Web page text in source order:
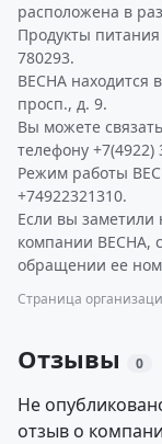
расположена в
Продукты
780293.
ВЕСНА находится
просп., д. 9.
Вы можете
телефону +7(4922)
Режим работы
+74922321310.
Если вы заметили
компании ВЕСНА,
обращении ее
Страница
Отзывы 0
Не
отзыв о